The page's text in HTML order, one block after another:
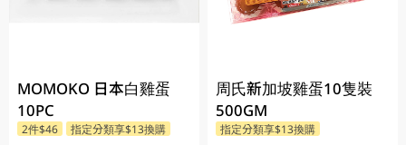
MOMOKO 日本白雞蛋
10PC
2件$46 指定分類享$13換購
周氏新加坡雞蛋10隻裝
500GM
指定分類享$13換購